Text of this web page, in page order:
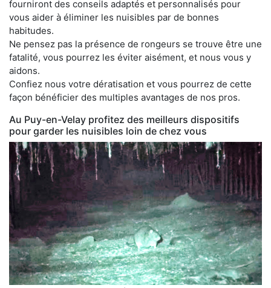
fourniront des conseils adaptés et personnalisés pour
vous aider à éliminer les nuisibles par de bonnes
habitudes.
Ne pensez pas la présence de rongeurs se trouve être une
fatalité, vous pourrez les éviter aisément, et nous vous y
aidons.
Confiez nous votre dératisation et vous pourrez de cette
façon bénéficier des multiples avantages de nos pros.
Au Puy-en-Velay profitez des meilleurs dispositifs
pour garder les nuisibles loin de chez vous